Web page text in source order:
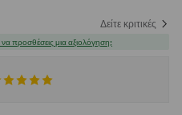
Δείτε κριτικές
προσθέσεις μια αξιολόγηση;